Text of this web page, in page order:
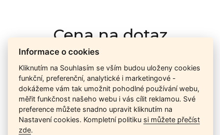
Cena na dotaz
Ceny závisí na množství kusů skladem, dostupnosti náhrad,
výkonnosti a atypičnosti daného modelu. Pokusíme se
nabídnout aktuálněnejlepší cenu, a Vy si vyberete, co je pro
Vás nejvýhodnější.
Informace o cookies
Kliknutím na Souhlasím se vším budou uloženy cookies
funkční, preferenční, analytické i marketingové -
dokážeme vám tak umožnit pohodlné používání webu,
měřit funkčnost našeho webu i vás cílit reklamou. Své
preference můžete snadno upravit kliknutím na
Nastavení cookies. Kompletní politiku si můžete přečíst
zde.